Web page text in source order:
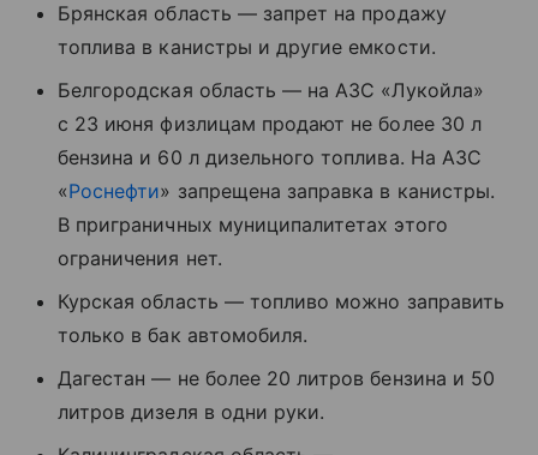
Брянская область — запрет на продажу
топлива в канистры и другие емкости.
Белгородская область — на АЗС «Лукойла»
с 23 июня физлицам продают не более 30 л
бензина и 60 л дизельного топлива. На АЗС
«Роснефти» запрещена заправка в канистры.
В приграничных муниципалитетах этого
ограничения нет.
Курская область — топливо можно заправить
только в бак автомобиля.
Дагестан — не более 20 литров бензина и 50
литров дизеля в одни руки.